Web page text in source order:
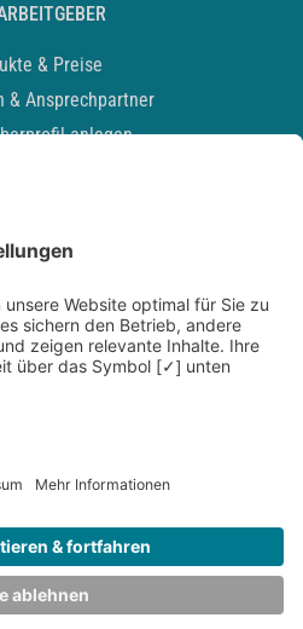
& Preise
& Ansprechpartner
anlegen
Podcast
Kontakt